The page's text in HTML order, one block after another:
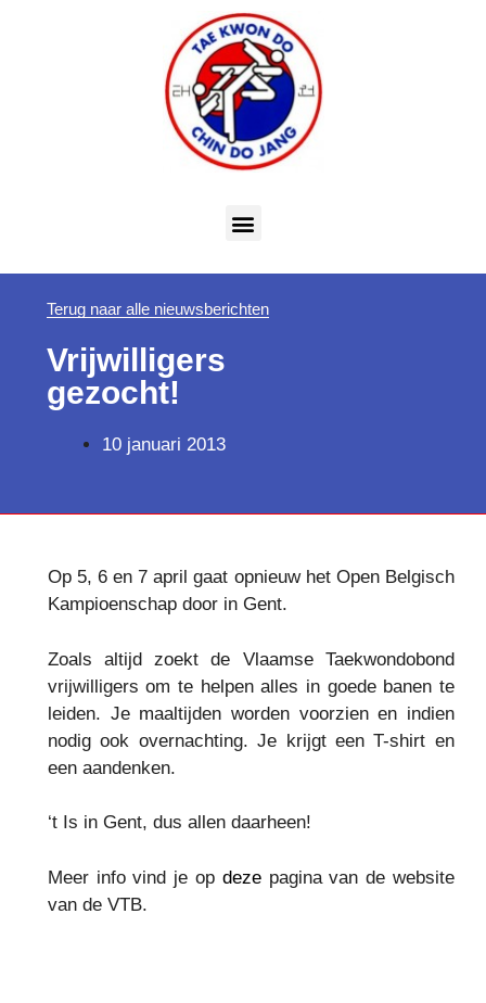
Terug naar alle nieuwsberichten
Vrijwilligers
gezocht!
10 januari 2013
Op 5, 6 en 7 april gaat opnieuw het Open Belgisch
Kampioenschap door in Gent.
Zoals altijd zoekt de Vlaamse Taekwondobond
vrijwilligers om te helpen alles in goede banen te
leiden. Je maaltijden worden voorzien en indien
nodig ook overnachting. Je krijgt een T-shirt en
een aandenken.
‘t Is in Gent, dus allen daarheen!
Meer info vind je op dezepagina van de website
van de VTB.